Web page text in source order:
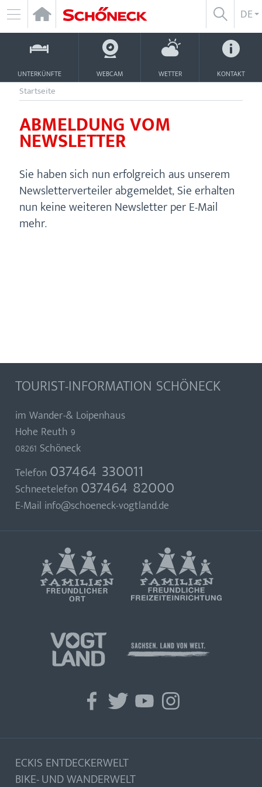
Zum
InhaltNAVIGATION
ÖFFNEN
SUCHE
DE
UNTERKÜNFTE WEBCAM WETTER KONTAKT
Startseite
ABMELDUNG VOM
NEWSLETTER
Sie haben sich nun erfolgreich aus unserem
Newsletterverteiler abgemeldet, Sie erhalten
nun keine weiteren Newsletter per E-Mail
mehr.
TOURIST-INFORMATION SCHÖNECK
im Wander-& Loipenhaus
Hohe Reuth 9
08261 Schöneck
Telefon 037464 330011
Schneetelefon 037464 82000
E-Mail info@schoeneck-vogtland.de
facebooktwitteryoutubeinstagram
ECKIS ENTDECKERWELT
BIKE- UND WANDERWELT